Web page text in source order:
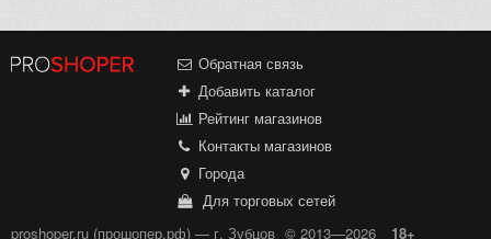
Обратная связь
Добавить каталог
Рейтинг магазинов
Контакты магазинов
Города
Для торговых сетей
proshoper.ru (прошопер.рф) — г. Зубцов © 2013—2026 18+